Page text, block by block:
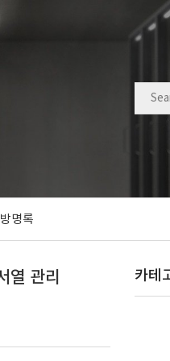
방명록
관리 카테